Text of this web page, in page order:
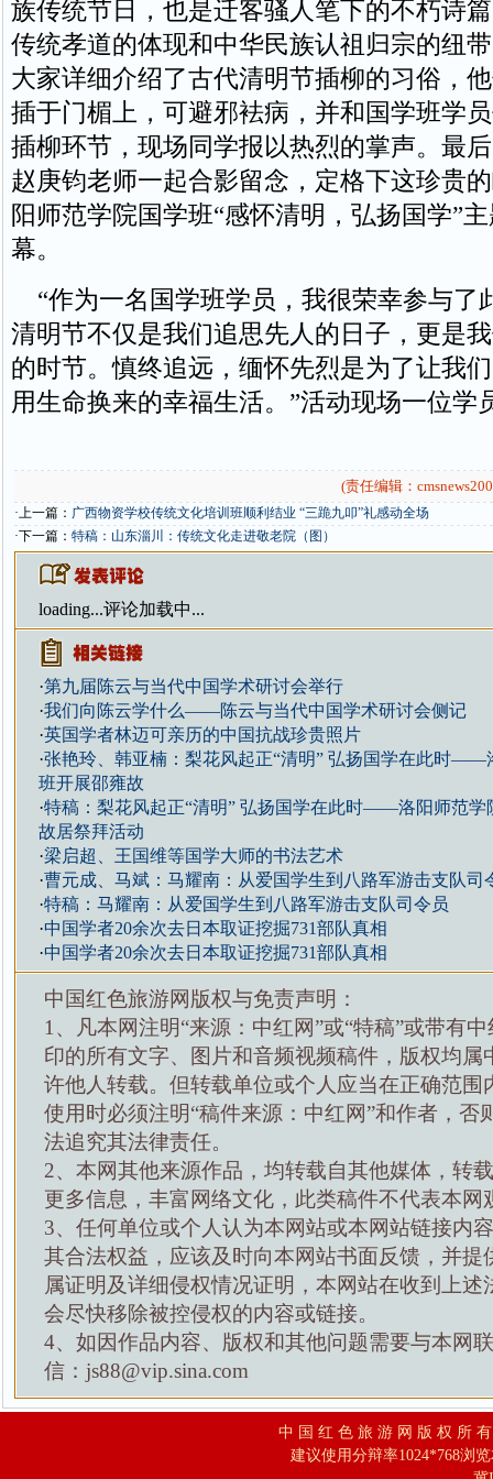
族传统节日，也是迁客骚人笔下的不朽诗
传统孝道的体现和中华民族认祖归宗的纽
大家详细介绍了古代清明节插柳的习俗，
插于门楣上，可避邪袪病，并和国学班学
插柳环节，现场同学报以热烈的掌声。最
赵庚钧老师一起合影留念，定格下这珍贵
阳师范学院国学班“感怀清明，弘扬国学”
幕。
“作为一名国学班学员，我很荣幸参与了
清明节不仅是我们追思先人的日子，更是
的时节。慎终追远，缅怀先烈是为了让我
用生命换来的幸福生活。”活动现场一位学
(责任编辑：
·上一篇： 广西物资学校传统文化培训班顺利结业 “三跪九叩”礼感动全场
·下一篇： 特稿：山东淄川：传统文化走进敬老院（图）
loading...评论加载中...
·第九届陈云与当代中国学术研讨会举行
·我们向陈云学什么——陈云与当代中国学术研讨会侧记
·英国学者林迈可亲历的中国抗战珍贵照片
·张艳玲、韩亚楠：梨花风起正“清明” 弘扬国学在此时——
班开展邵雍故
·特稿：梨花风起正“清明” 弘扬国学在此时——洛阳师范学
故居祭拜活动
·梁启超、王国维等国学大师的书法艺术
·曹元成、马斌：马耀南：从爱国学生到八路军游击支队司
·特稿：马耀南：从爱国学生到八路军游击支队司令员
·中国学者20余次去日本取证挖掘731部队真相
·中国学者20余次去日本取证挖掘731部队真相
中国红色旅游网版权与免责声明：
1、凡本网注明“来源：中红网”或“特稿”或带有
印的所有文字、图片和音频视频稿件，版权均属
许他人转载。但转载单位或个人应当在正确范围
使用时必须注明“稿件来源：中红网”和作者，否
法追究其法律责任。
2、本网其他来源作品，均转载自其他媒体，转
更多信息，丰富网络文化，此类稿件不代表本网
3、任何单位或个人认为本网站或本网站链接内
其合法权益，应该及时向本网站书面反馈，并提
属证明及详细侵权情况证明，本网站在收到上述
会尽快移除被控侵权的内容或链接。
4、如因作品内容、版权和其他问题需要与本网
信：js88@vip.sina.com
中 国 红 色 旅 游 网 版 权 所
建议使用分辩率1024*768浏